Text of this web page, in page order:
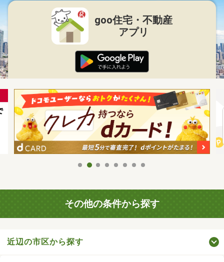
goo住宅・不動産
アプリ
その他の条件から探す
近辺の市区から探す